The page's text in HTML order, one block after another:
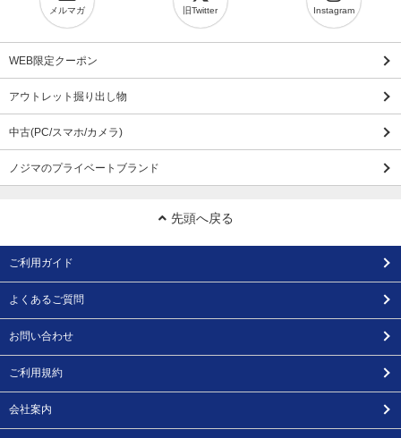
メルマガ 旧Twitter Instagram
WEB限定クーポン
アウトレット掘り出し物
中古(PC/スマホ/カメラ)
ノジマのプライベートブランド
先頭へ戻る
ご利用ガイド
よくあるご質問
お問い合わせ
ご利用規約
会社案内